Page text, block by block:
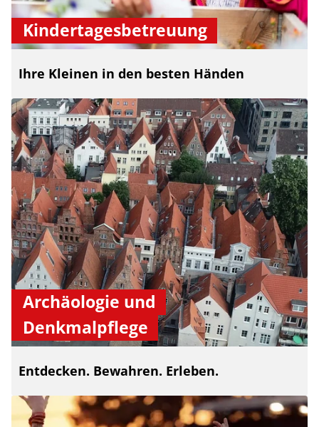
Kindertagesbetreuung
Ihre Kleinen in den besten Händen
Archäologie und
Denkmalpflege
Entdecken. Bewahren. Erleben.